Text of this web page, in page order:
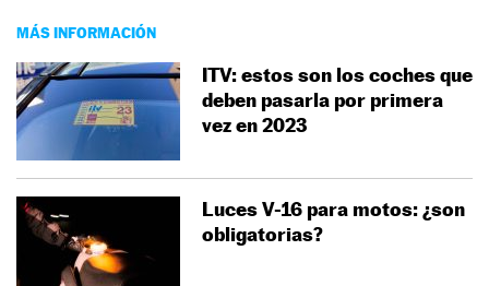
MÁS INFORMACIÓN
ITV: estos son los coches que
deben pasarla por primera
vez en 2023
Luces V-16 para motos: ¿son
obligatorias?